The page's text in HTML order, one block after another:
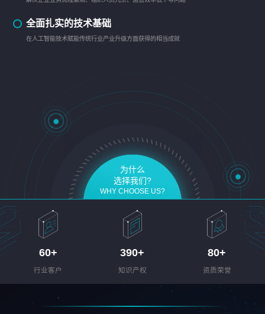
全面扎实的技术基础
在人工智能技术赋能传统行业产业升级方面获得的相当成就
为什么
选择我们?
WHY CHOOSE US?
60+
行业客户
390+
知识产权
80+
资质荣誉